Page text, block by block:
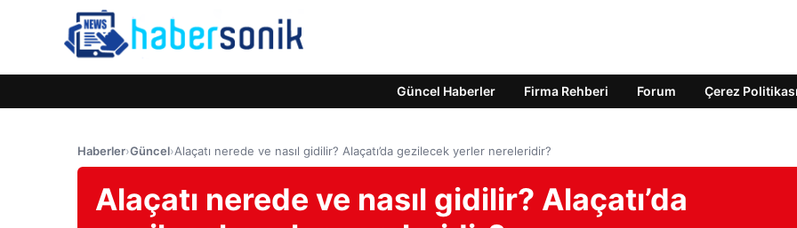
Güncel Haberler Firma Rehberi Forum Çerez Politikası
Haberler›Güncel›Alaçatı nerede ve nasıl gidilir? Alaçatı’da gezilecek yerler nereleridir?
Alaçatı nerede ve nasıl gidilir? Alaçatı’da